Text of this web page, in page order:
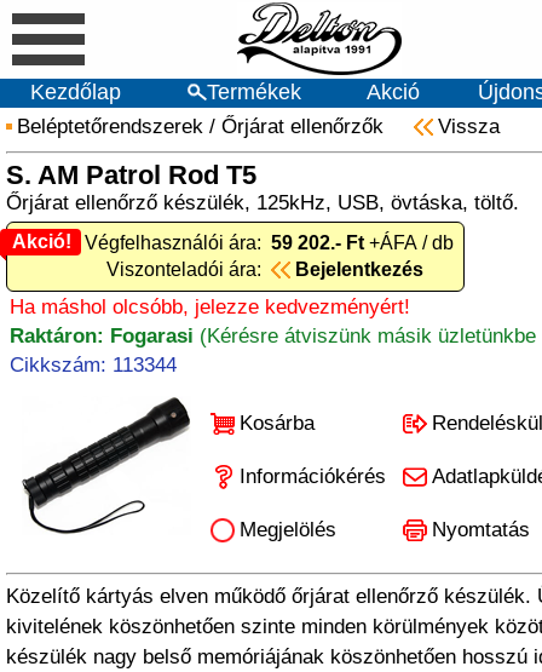
Kezdőlap Termékek Akció
Beléptetőrendszerek / Őrjárat ellenőrzők Vissza
S. AM Patrol Rod T5
Őrjárat ellenőrző készülék, 125kHz, USB, övtáska, töltő.
Akció!
Akció! Végfelhasználói ára: 59 202.- Ft +ÁFA / db
Viszonteladói ára:
Bejelentkezés
Ha máshol olcsóbb, jelezze kedvezményért!
Raktáron: Fogarasi (Kérésre átviszünk másik üzletünkbe
Cikkszám: 113344
Kosárba
Információkérés
Megjelölés Nyomtatás
Közelítő kártyás elven működő őrjárat ellenőrző készülék.
kivitelének köszönhetően szinte minden körülmények
készülék nagy belső memóriájának köszönhetően hosszú